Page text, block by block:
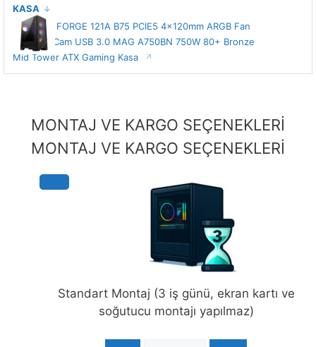
KASA
MSI MAG FORGE 121A B75 PCIE5 4x120mm ARGB Fan
Temperli Cam USB 3.0 MAG A750BN 750W 80+ Bronze
Mid Tower ATX Gaming Kasa
MONTAJ VE KARGO SEÇENEKLERİ
MONTAJ VE KARGO SEÇENEKLERİ
Standart Montaj (3 iş günü, ekran kartı ve
soğutucu montajı yapılmaz)